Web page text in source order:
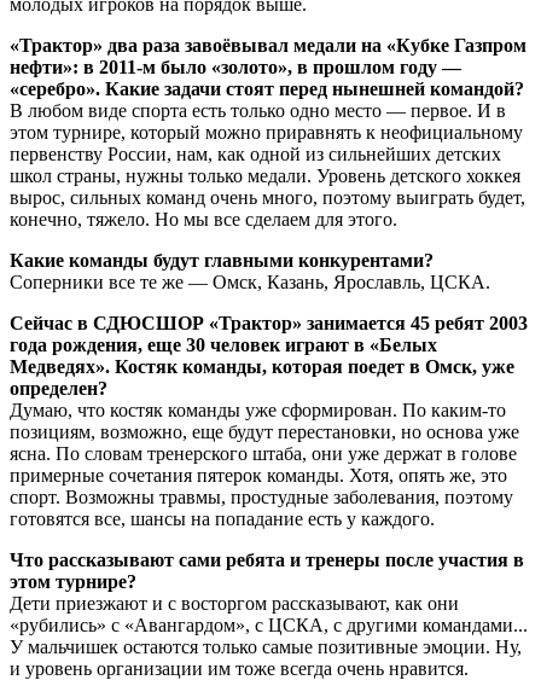
«Трактор» два раза завоёвывал медали на «Кубке Газпром
нефти»: в 2011-м было «золото», в прошлом году —
«серебро». Какие задачи стоят перед нынешней командой?
В любом виде спорта есть только одно место — первое. И в
этом турнире, который можно приравнять к неофициальному
первенству России, нам, как одной из сильнейших детских
школ страны, нужны только медали. Уровень детского хоккея
вырос, сильных команд очень много, поэтому выиграть будет,
конечно, тяжело. Но мы все сделаем для этого.
Какие команды будут главными конкурентами?
Соперники все те же — Омск, Казань, Ярославль, ЦСКА.
Сейчас в СДЮСШОР «Трактор» занимается 45 ребят 2003
года рождения, еще 30 человек играют в «Белых
Медведях». Костяк команды, которая поедет в Омск, уже
определен?
Думаю, что костяк команды уже сформирован. По каким-то
позициям, возможно, еще будут перестановки, но основа уже
ясна. По словам тренерского штаба, они уже держат в голове
примерные сочетания пятерок команды. Хотя, опять же, это
спорт. Возможны травмы, простудные заболевания, поэтому
готовятся все, шансы на попадание есть у каждого.
Что рассказывают сами ребята и тренеры после участия в
этом турнире?
Дети приезжают и с восторгом рассказывают, как они
«рубились» с «Авангардом», с ЦСКА, с другими командами...
У мальчишек остаются только самые позитивные эмоции. Ну,
и уровень организации им тоже всегда очень нравится.